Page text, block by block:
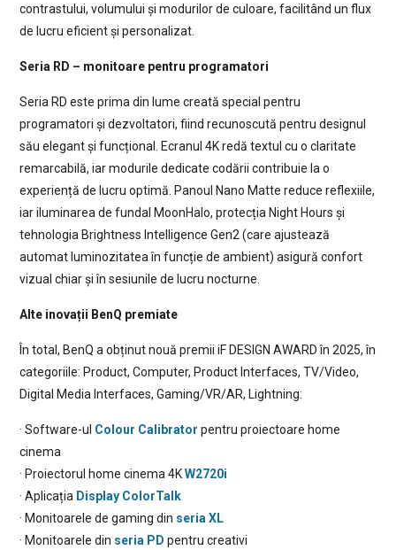
contrastului, volumului și modurilor de culoare, facilitând un flux
de lucru eficient și personalizat.
Seria RD – monitoare pentru programatori
Seria RD este prima din lume creată special pentru
programatori și dezvoltatori, fiind recunoscută pentru designul
său elegant și funcțional. Ecranul 4K redă textul cu o claritate
remarcabilă, iar modurile dedicate codării contribuie la o
experiență de lucru optimă. Panoul Nano Matte reduce reflexiile,
iar iluminarea de fundal MoonHalo, protecția Night Hours și
tehnologia Brightness Intelligence Gen2 (care ajustează
automat luminozitatea în funcție de ambient) asigură confort
vizual chiar și în sesiunile de lucru nocturne.
Alte inovații BenQ premiate
În total, BenQ a obținut nouă premii iF DESIGN AWARD în 2025, în
categoriile: Product, Computer, Product Interfaces, TV/Video,
Digital Media Interfaces, Gaming/VR/AR, Lightning:
· Software-ul Colour Calibrator pentru proiectoare home
cinema
· Proiectorul home cinema 4KW2720i
· Aplicația Display ColorTalk
· Monitoarele de gaming din seria XL
· Monitoarele din seria PD pentru creativi